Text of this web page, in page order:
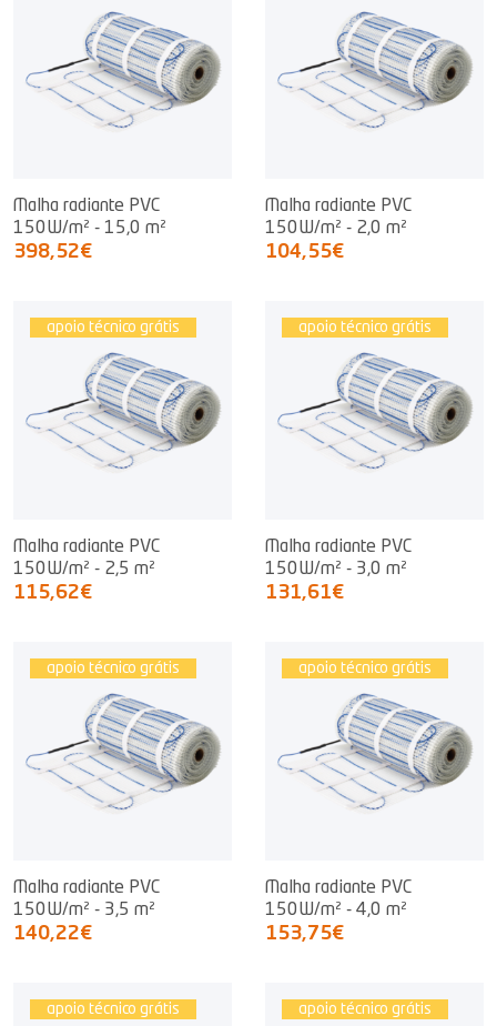
Malha radiante PVC
150W/m² - 15,0 m²
398,52€
Malha radiante PVC
150W/m² - 2,0 m²
104,55€
apoio técnico grátis
Malha radiante PVC
150W/m² - 2,5 m²
115,62€
apoio técnico grátis
Malha radiante PVC
150W/m² - 3,0 m²
131,61€
apoio técnico grátis
Malha radiante PVC
150W/m² - 3,5 m²
140,22€
apoio técnico grátis
Malha radiante PVC
150W/m² - 4,0 m²
153,75€
apoio técnico grátis apoio técnico grátis